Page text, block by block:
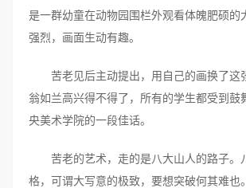
是一群幼童在动物园围栏外观看体魄肥硕的
强烈，画面生动有趣。
苦老见后主动提出，用自己的画换了这
翁如兰高兴得不得了，所有的学生都受到鼓
央美术学院的一段佳话。
苦老的艺术，走的是八大山人的路子。
格，可谓大写意的极致，要想突破何其难也